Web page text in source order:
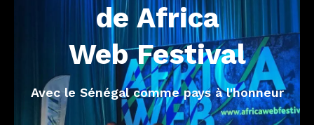
de Africa
Web Festival
Avec le Sénégal comme pays à l'honneur